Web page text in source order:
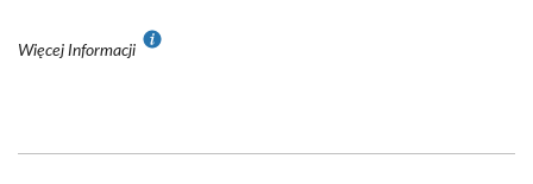
Więcej Informacji